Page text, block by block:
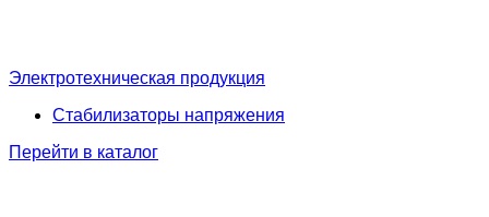
Электротехническая продукция
Стабилизаторы напряжения
Перейти в каталог